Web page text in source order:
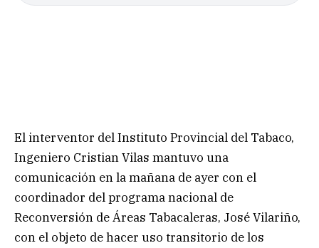
El interventor del Instituto Provincial del Tabaco,
Ingeniero Cristian Vilas mantuvo una
comunicación en la mañana de ayer con el
coordinador del programa nacional de
Reconversión de Áreas Tabacaleras, José Vilariño,
con el objeto de hacer uso transitorio de los